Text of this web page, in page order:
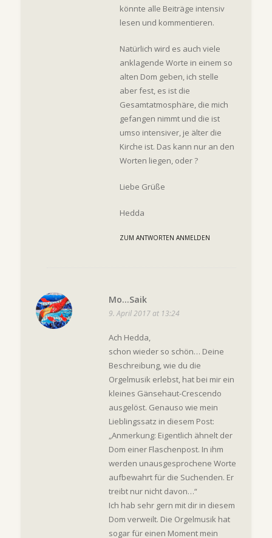
könnte alle Beiträge intensiv
lesen und kommentieren.
Natürlich wird es auch viele
anklagende Worte in einem so
alten Dom geben, ich stelle
aber fest, es ist die
Gesamtatmosphäre, die mich
gefangen nimmt und die ist
umso intensiver, je älter die
Kirche ist. Das kann nur an den
Worten liegen, oder ?
Liebe Grüße
Hedda
ZUM ANTWORTEN ANMELDEN
Mo...Saik
9. April 2017 at 13:24
Ach Hedda,
schon wieder so schön… Deine
Beschreibung, wie du die
Orgelmusik erlebst, hat bei mir ein
kleines Gänsehaut-Crescendo
ausgelöst. Genauso wie mein
Lieblingssatz in diesem Post:
„Anmerkung: Eigentlich ähnelt der
Dom einer Flaschenpost. In ihm
werden unausgesprochene Worte
aufbewahrt für die Suchenden. Er
treibt nur nicht davon…“
Ich hab sehr gern mit dir in diesem
Dom verweilt. Die Orgelmusik hat
sogar für einen Moment mein